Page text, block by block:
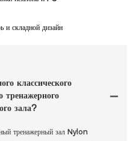
и складной дизайн
классического
тренажерного
зала?
тренажерный зал Nylon